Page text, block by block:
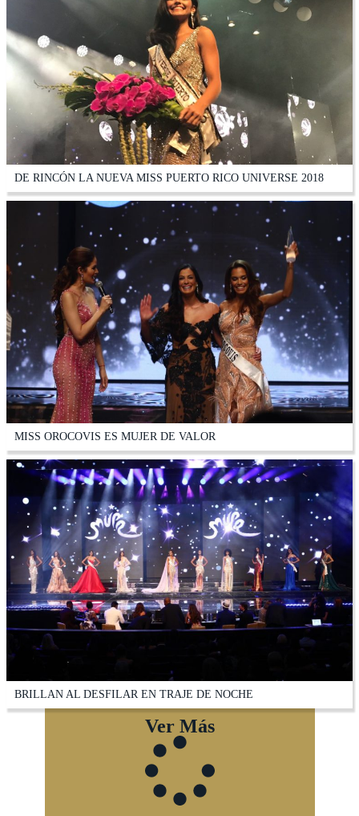
DE RINCÓN LA NUEVA MISS PUERTO RICO UNIVERSE 2018
MISS OROCOVIS ES MUJER DE VALOR
BRILLAN AL DESFILAR EN TRAJE DE NOCHE
Ver Más